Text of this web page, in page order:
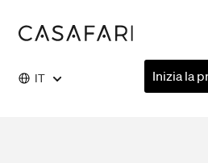
IT Inizia la